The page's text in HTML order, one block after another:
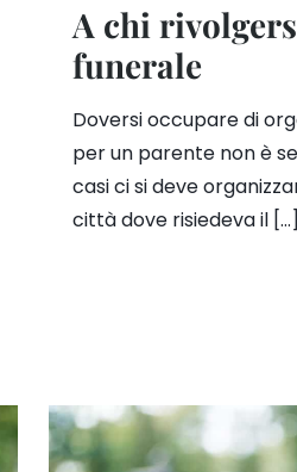
A chi
funerale
Doversi occupare di
per un parente non è
casi ci si deve
città dove risiedeva il […]